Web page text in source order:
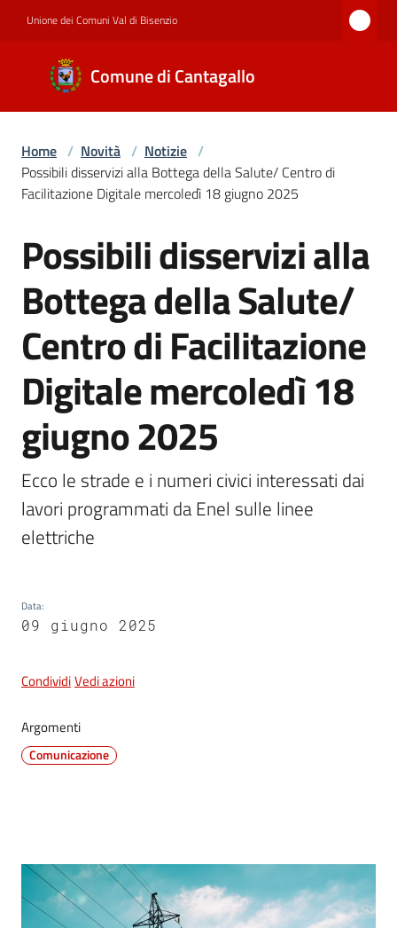
Unione dei Comuni Val di Bisenzio
Comune di Cantagallo
Comune di
Cantagallo
Amministrazione
Servizi
Documenti
dati
Seguici
Home / Novità / Notizie /
Possibili disservizi alla Bottega della Salute/ Centro di
Facilitazione Digitale mercoledì 18 giugno 2025
Salta al contenuto
Possibili disservizi alla
Bottega della Salute/
Centro di Facilitazione
Digitale mercoledì 18
giugno 2025
Ecco le strade e i numeri civici interessati dai
lavori programmati da Enel sulle linee
elettriche
Data:
09 giugno 2025
CondividiVedi azioni
Argomenti
Comunicazione